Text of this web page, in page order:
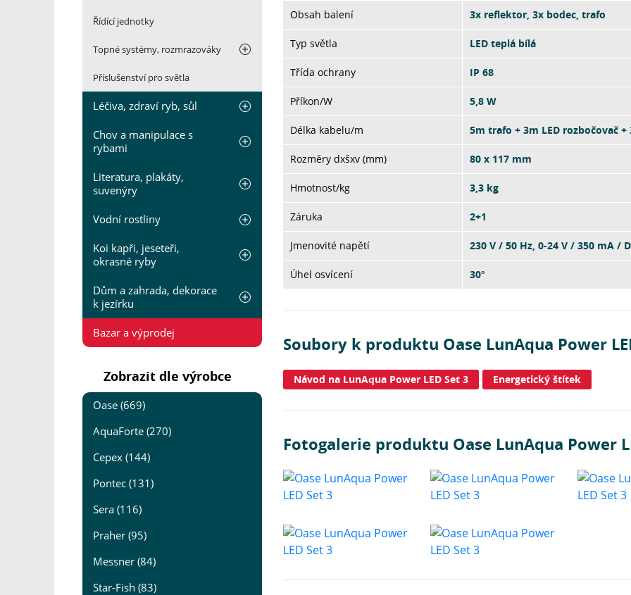
Řídící jednotky
Topné systémy, rozmrazováky
Příslušenství pro světla
Léčiva, zdraví ryb, sůl
Chov a manipulace s
rybami
Literatura, plakáty,
suvenýry
Vodní rostliny
Koi kapři, jeseteři,
okrasné ryby
Dům a zahrada, dekorace
k jezírku
Bazar a výprodej
Zobrazit dle výrobce
Oase (669)
AquaForte (270)
Cepex (144)
Pontec (131)
Sera (116)
Praher (95)
Messner (84)
Star-Fish (83)
Obsah balení 3x reflektor, 3x bodec, trafo
Typ světla LED teplá bílá
Třída ochrany IP 68
Příkon/W 5,8 W
Délka kabelu/m 5m trafo + 3m LED rozbočovač
Rozměry dxšxv (mm) 80 x 117 mm
Hmotnost/kg 3,3 kg
Záruka 2+1
Jmenovité napětí 230 V / 50 Hz, 0-24 V / 350 mA /
Úhel osvícení 30°
Soubory k produktu Oase LunAqua Power
Návod na LunAqua Power LED Set 3 Energetický štítek
Fotogalerie produktu Oase LunAqua Power